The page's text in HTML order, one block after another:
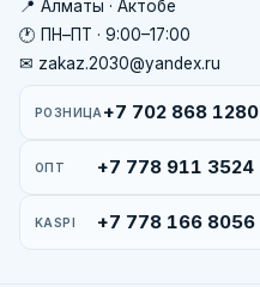
📍 Алматы · Актобе
🕐 ПН–ПТ · 9:00–17:00
✉ zakaz.2030@yandex.ru
РОЗНИЦА +7 702 868 1280
ОПТ +7 778 911 3524
KASPI +7 778 166 8056